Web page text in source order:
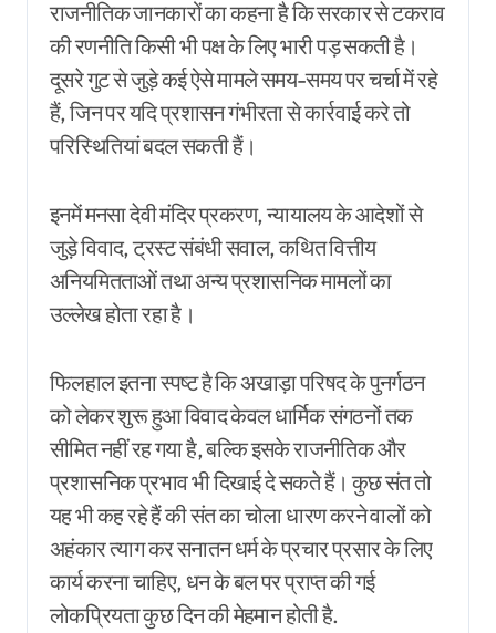
राजनीतिक जानकारों का कहना है कि सरकार से टकराव
की रणनीति किसी भी पक्ष के लिए भारी पड़ सकती है।
दूसरे गुट से जुड़े कई ऐसे मामले समय-समय पर चर्चा में रहे
हैं, जिन पर यदि प्रशासन गंभीरता से कार्रवाई करे तो
परिस्थितियां बदल सकती हैं।
इनमें मनसा देवी मंदिर प्रकरण, न्यायालय के आदेशों से
जुड़े विवाद, ट्रस्ट संबंधी सवाल, कथित वित्तीय
अनियमितताओं तथा अन्य प्रशासनिक मामलों का
उल्लेख होता रहा है।
फिलहाल इतना स्पष्ट है कि अखाड़ा परिषद के पुनर्गठन
को लेकर शुरू हुआ विवाद केवल धार्मिक संगठनों तक
सीमित नहीं रह गया है, बल्कि इसके राजनीतिक और
प्रशासनिक प्रभाव भी दिखाई दे सकते हैं। कुछ संत तो
यह भी कह रहे हैं की संत का चोला धारण करने वालों को
अहंकार त्याग कर सनातन धर्म के प्रचार प्रसार के लिए
कार्य करना चाहिए, धन के बल पर प्राप्त की गई
लोकप्रियता कुछ दिन की मेहमान होती है.